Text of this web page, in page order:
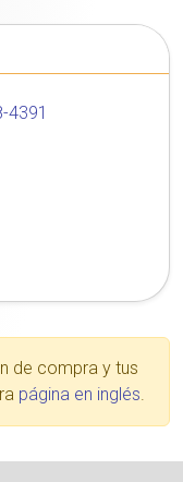
4391
de compra y tus
página en inglés.